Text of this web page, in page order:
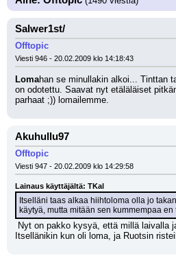
Salwer1st/
Offtopic
Viesti 946 - 20.02.2009 klo 14:18:43
Lomahan se minullakin alkoi... Tinttan
on odotettu. Saavat nyt etäläläiset
parhaat ;)) lomailemme.
Akuhullu97
Offtopic
Viesti 947 - 20.02.2009 klo 14:29:58
Lainaus käyttäjältä: TKal
Itselläni taas alkaa hiihtoloma olla jo
käytyä, mutta mitään sen kummempaa en
Itsellänikin kun oli loma, ja Ruotsin